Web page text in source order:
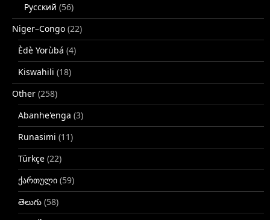
Русский (56)
Niger–Congo (22)
Èdè Yorùbá (4)
Kiswahili (18)
Other (258)
Abanhe'enga (3)
Runasimi (11)
Türkçe (22)
ქართული (59)
తెలుగు (58)